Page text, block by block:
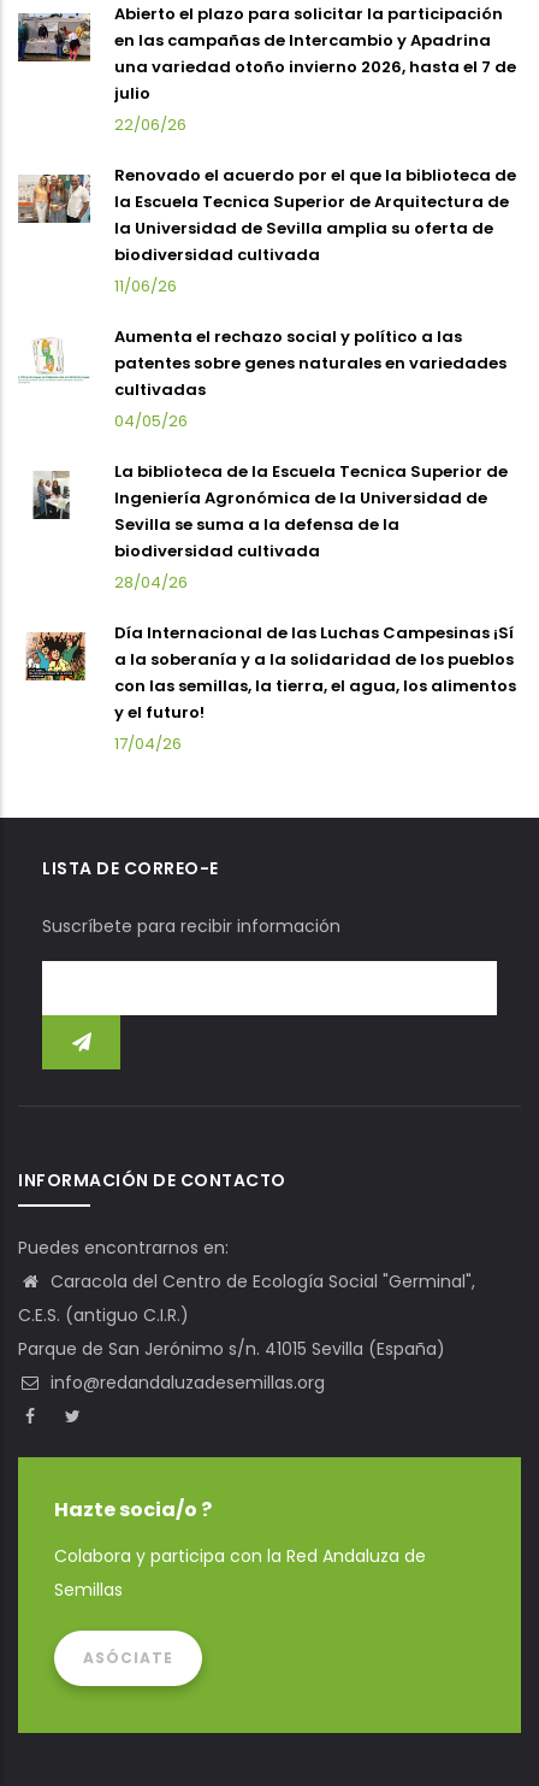
Abierto el plazo para solicitar la participación
en las campañas de Intercambio y Apadrina
una variedad otoño invierno 2026, hasta el 7 de
julio
22/06/26
Renovado el acuerdo por el que la biblioteca de
la Escuela Tecnica Superior de Arquitectura de
la Universidad de Sevilla amplia su oferta de
biodiversidad cultivada
11/06/26
Aumenta el rechazo social y político a las
patentes sobre genes naturales en variedades
cultivadas
04/05/26
La biblioteca de la Escuela Tecnica Superior de
Ingeniería Agronómica de la Universidad de
Sevilla se suma a la defensa de la
biodiversidad cultivada
28/04/26
Día Internacional de las Luchas Campesinas ¡Sí
a la soberanía y a la solidaridad de los pueblos
con las semillas, la tierra, el agua, los alimentos
y el futuro!
17/04/26
LISTA DE CORREO-E
Suscríbete para recibir información
INFORMACIÓN DE CONTACTO
Puedes encontrarnos en:
Caracola del Centro de Ecología Social "Germinal",
C.E.S. (antiguo C.I.R.)
Parque de San Jerónimo s/n. 41015 Sevilla (España)
info@redandaluzadesemillas.org
Hazte socia/o ?
Colabora y participa con la Red Andaluza de
Semillas
ASÓCIATE